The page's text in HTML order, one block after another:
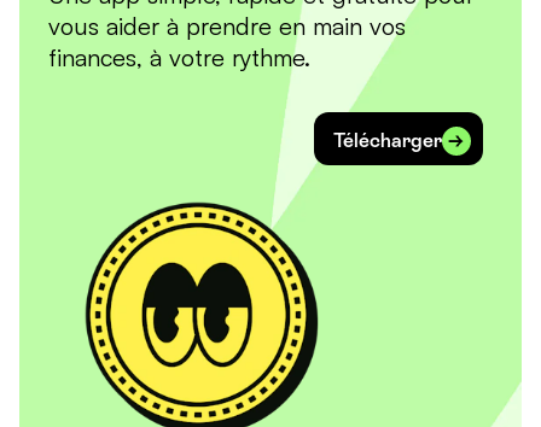
vous aider à prendre en main vos
finances, à votre rythme.
Télécharger